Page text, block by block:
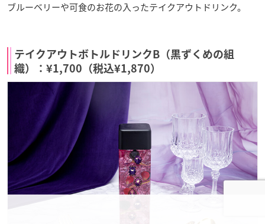
ブルーベリーや可食のお花の入ったテイクアウトドリンク。
テイクアウトボトルドリンクB（黒ずくめの組
織）：¥1,700（税込¥1,870）